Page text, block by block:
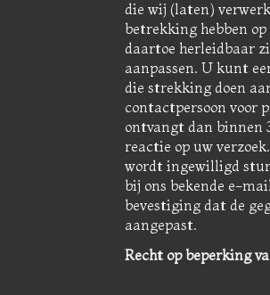
die wij (laten)
betrekking hebben
daartoe herleidbaar
aanpassen. U kunt
die strekking doen
contactpersoon voor
ontvangt dan binnen
reactie op uw
wordt ingewilligd
bij ons bekende e-
bevestiging dat de
aangepast.
Recht op beperking